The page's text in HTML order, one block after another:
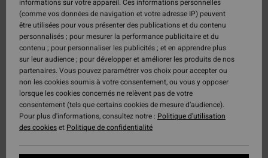
informations sur votre appareil. Ces informations personnelles
(comme vos données de navigation et votre adresse IP) peuvent
être utilisées pour vous présenter des publications et du contenu
personnalisés ; pour mesurer la performance publicitaire et du
contenu ; pour personnaliser les publicités ; et en apprendre plus
sur leur audience ; pour développer et améliorer les produits de nos
partenaires. Vous pouvez paramétrer vos choix pour accepter ou
non les cookies soumis à votre consentement, ou vous y opposer
lorsque les cookies concernés ne relèvent pas de votre
consentement (tels que certains cookies de mesure d’audience).
Pour plus d'informations, consultez notre : Politique d'utilisation
des cookieset Politique de confidentialité